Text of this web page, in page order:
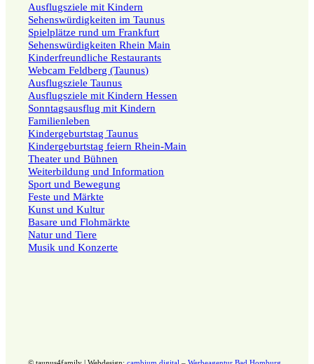
Ausflugsziele mit Kindern
Sehenswürdigkeiten im Taunus
Spielplätze rund um Frankfurt
Sehenswürdigkeiten Rhein Main
Kinderfreundliche Restaurants
Webcam Feldberg (Taunus)
Ausflugsziele Taunus
Ausflugsziele mit Kindern Hessen
Sonntagsausflug mit Kindern
Familienleben
Kindergeburtstag Taunus
Kindergeburtstag feiern Rhein-Main
Theater und Bühnen
Weiterbildung und Information
Sport und Bewegung
Feste und Märkte
Kunst und Kultur
Basare und Flohmärkte
Natur und Tiere
Musik und Konzerte
© taunus4family | Webdesign:cambium.digital –Werbeagentur Bad Homburg